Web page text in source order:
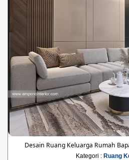
Desain Ruang Keluarga Rumah
Kategori : Ruang